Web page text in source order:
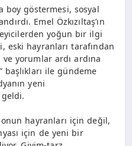
boy göstermesi, sosyal
Emel Özkızıltaş’ın
yoğun bir ilgi
hayranları tarafından
yorumlar ardı ardına
ile gündeme
yeni
onun hayranları için değil,
için de yeni bir